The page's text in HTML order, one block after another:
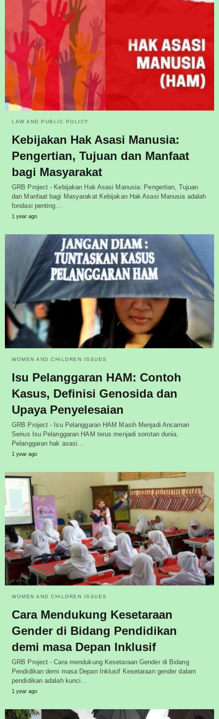
LAW AND PUBLIC POLICY
Kebijakan Hak Asasi Manusia:
Pengertian, Tujuan dan Manfaat
bagi Masyarakat
GRB Project - Kebijakan Hak Asasi Manusia: Pengertian, Tujuan
dan Manfaat bagi Masyarakat Kebijakan Hak Asasi Manusia adalah
fondasi penting…
1 year ago
WOMEN AND CHILDREN ISSUES
Isu Pelanggaran HAM: Contoh
Kasus, Definisi Genosida dan
Upaya Penyelesaian
GRB Project - Isu Pelanggaran HAM Masih Menjadi Ancaman
Serius Isu Pelanggaran HAM terus menjadi sorotan dunia.
Pelanggaran hak asasi…
1 year ago
WOMEN AND CHILDREN ISSUES
Cara Mendukung Kesetaraan
Gender di Bidang Pendidikan
demi masa Depan Inklusif
GRB Project - Cara mendukung Kesetaraan Gender di Bidang
Pendidikan demi masa Depan Inklusif Kesetaraan gender dalam
pendidikan adalah kunci…
1 year ago